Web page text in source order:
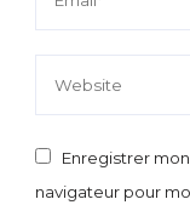
Enregistrer
navigateur pour